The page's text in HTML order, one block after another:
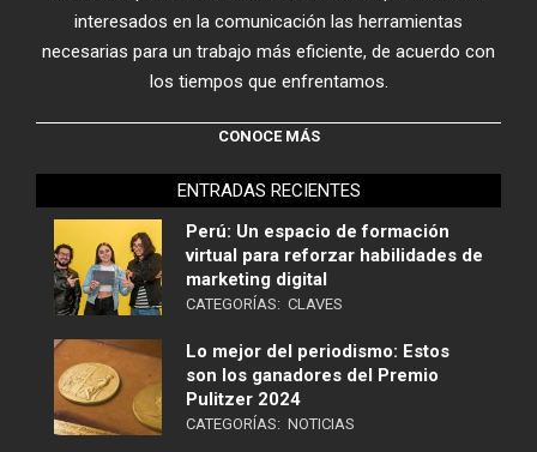
interesados en la comunicación las herramientas
necesarias para un trabajo más eficiente, de acuerdo con
los tiempos que enfrentamos.
CONOCE MÁS
ENTRADAS RECIENTES
Perú: Un espacio de formación
virtual para reforzar habilidades de
marketing digital
CATEGORÍAS: CLAVES
Lo mejor del periodismo: Estos
son los ganadores del Premio
Pulitzer 2024
CATEGORÍAS: NOTICIAS